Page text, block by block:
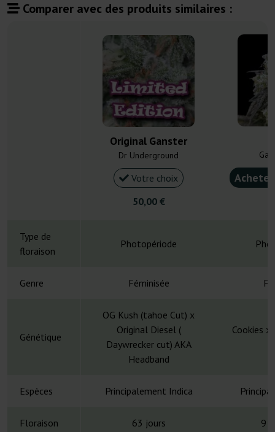
Comparer avec des produits similaires :
Original Ganster
Dr Underground
Votre choix
50,00 €
Type de
floraison
Photopériode
Genre Féminisée
Génétique
OG Kush (tahoe Cut) x
Original Diesel (
Daywrecker cut) AKA
Headband
Cookies x
Espèces Principalement Indica
Floraison 63 jours 9